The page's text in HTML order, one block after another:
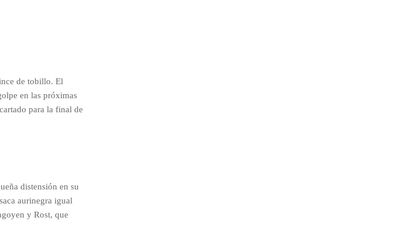
de tobillo. El
en las próximas
para la final de
distensión en su
aurinegra igual
y Rost, que